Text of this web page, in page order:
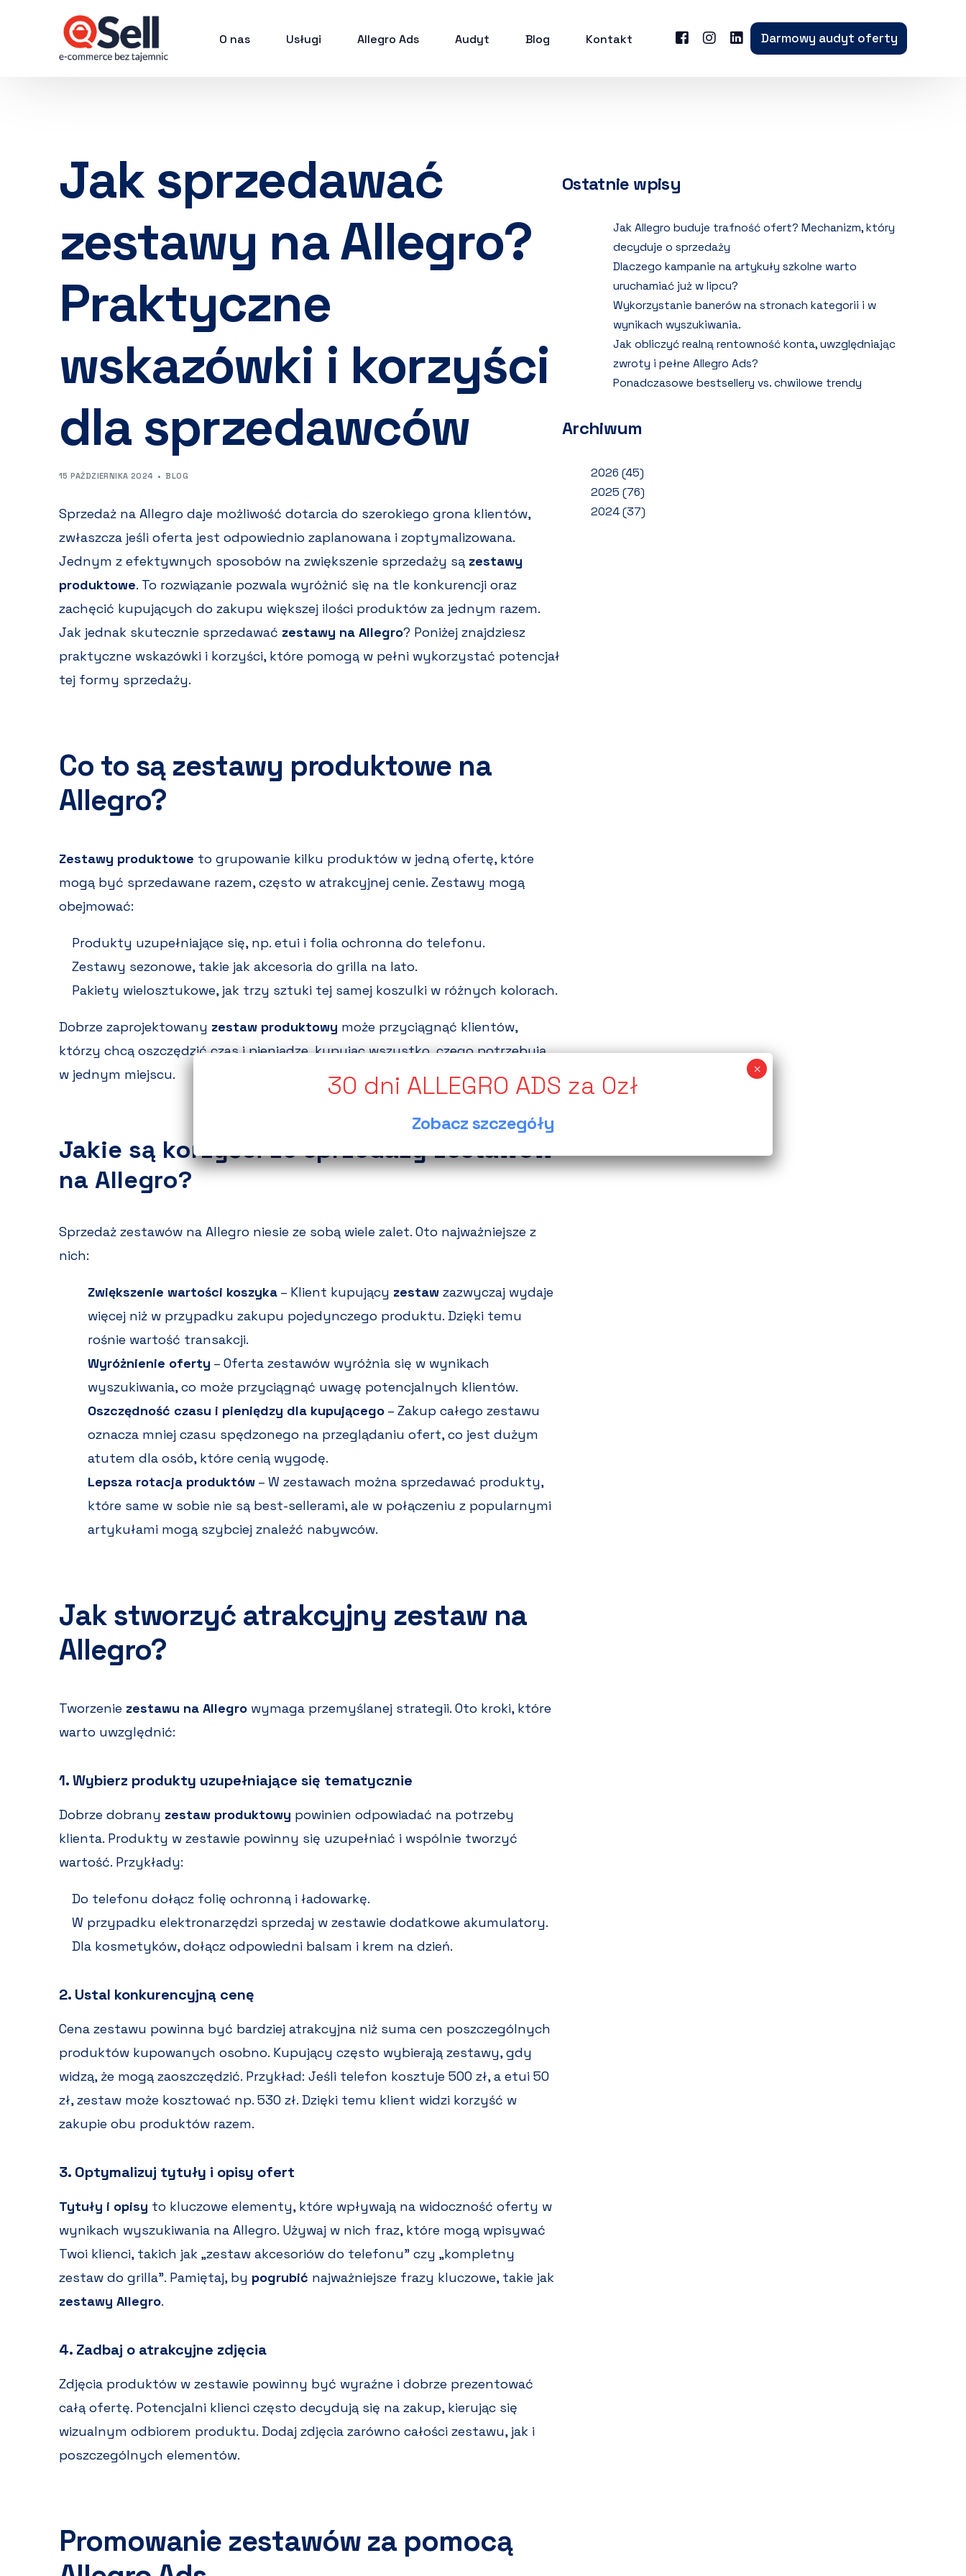
O nas Usługi Allegro Ads Audyt Blog Kontakt Darmowy audyt oferty
Jak sprzedawać
zestawy na Allegro?
Praktyczne
wskazówki i korzyści
dla sprzedawców
15 PAŹDZIERNIKA 2024 BLOG
Sprzedaż na Allegro daje możliwość dotarcia do szerokiego grona klientów,
zwłaszcza jeśli oferta jest odpowiednio zaplanowana i zoptymalizowana.
Jednym z efektywnych sposobów na zwiększenie sprzedaży są zestawy
produktowe. To rozwiązanie pozwala wyróżnić się na tle konkurencji oraz
zachęcić kupujących do zakupu większej ilości produktów za jednym razem.
Jak jednak skutecznie sprzedawać zestawy na Allegro? Poniżej znajdziesz
praktyczne wskazówki i korzyści, które pomogą w pełni wykorzystać potencjał
tej formy sprzedaży.
Co to są zestawy produktowe na
Allegro?
Zestawy produktowe to grupowanie kilku produktów w jedną ofertę, które
mogą być sprzedawane razem, często w atrakcyjnej cenie. Zestawy mogą
obejmować:
Produkty uzupełniające się, np. etui i folia ochronna do telefonu.
Zestawy sezonowe, takie jak akcesoria do grilla na lato.
Pakiety wielosztukowe, jak trzy sztuki tej samej koszulki w różnych kolorach.
Dobrze zaprojektowany zestaw produktowy może przyciągnąć klientów,
którzy chcą oszczędzić czas i pieniądze, kupując wszystko, czego potrzebują,
w jednym miejscu.
Jakie są korzyści ze sprzedaży zestawów
na Allegro?
Sprzedaż zestawów na Allegro niesie ze sobą wiele zalet. Oto najważniejsze z
nich:
Zwiększenie wartości koszyka – Klient kupujący zestaw zazwyczaj wydaje
więcej niż w przypadku zakupu pojedynczego produktu. Dzięki temu
rośnie wartość transakcji.
Wyróżnienie oferty – Oferta zestawów wyróżnia się w wynikach
wyszukiwania, co może przyciągnąć uwagę potencjalnych klientów.
Oszczędność czasu i pieniędzy dla kupującego – Zakup całego zestawu
oznacza mniej czasu spędzonego na przeglądaniu ofert, co jest dużym
atutem dla osób, które cenią wygodę.
Lepsza rotacja produktów – W zestawach można sprzedawać produkty,
które same w sobie nie są best-sellerami, ale w połączeniu z popularnymi
artykułami mogą szybciej znaleźć nabywców.
Jak stworzyć atrakcyjny zestaw na
Allegro?
Tworzenie zestawu na Allegro wymaga przemyślanej strategii. Oto kroki, które
warto uwzględnić:
1. Wybierz produkty uzupełniające się tematycznie
Dobrze dobrany zestaw produktowy powinien odpowiadać na potrzeby
klienta. Produkty w zestawie powinny się uzupełniać i wspólnie tworzyć
wartość. Przykłady:
Do telefonu dołącz folię ochronną i ładowarkę.
W przypadku elektronarzędzi sprzedaj w zestawie dodatkowe akumulatory.
Dla kosmetyków, dołącz odpowiedni balsam i krem na dzień.
2. Ustal konkurencyjną cenę
Cena zestawu powinna być bardziej atrakcyjna niż suma cen poszczególnych
produktów kupowanych osobno. Kupujący często wybierają zestawy, gdy
widzą, że mogą zaoszczędzić. Przykład: Jeśli telefon kosztuje 500 zł, a etui 50
zł, zestaw może kosztować np. 530 zł. Dzięki temu klient widzi korzyść w
zakupie obu produktów razem.
3. Optymalizuj tytuły i opisy ofert
Tytuły i opisy to kluczowe elementy, które wpływają na widoczność oferty w
wynikach wyszukiwania na Allegro. Używaj w nich fraz, które mogą wpisywać
Twoi klienci, takich jak „zestaw akcesoriów do telefonu” czy „kompletny
zestaw do grilla”. Pamiętaj, by pogrubić najważniejsze frazy kluczowe, takie jak
zestawy Allegro.
4. Zadbaj o atrakcyjne zdjęcia
Zdjęcia produktów w zestawie powinny być wyraźne i dobrze prezentować
całą ofertę. Potencjalni klienci często decydują się na zakup, kierując się
wizualnym odbiorem produktu. Dodaj zdjęcia zarówno całości zestawu, jak i
poszczególnych elementów.
Promowanie zestawów za pomocą
Ostatnie wpisy
Jak Allegro buduje trafność ofert? Mechanizm, który
decyduje o sprzedaży
Dlaczego kampanie na artykuły szkolne warto
uruchamiać już w lipcu?
Wykorzystanie banerów na stronach kategorii i w
wynikach wyszukiwania.
Jak obliczyć realną rentowność konta, uwzględniając
zwroty i pełne Allegro Ads?
Ponadczasowe bestsellery vs. chwilowe trendy
Archiwum
2026 (45)
2025 (76)
2024 (37)
Zobacz szczegóły